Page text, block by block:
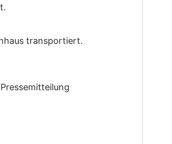
transportiert.